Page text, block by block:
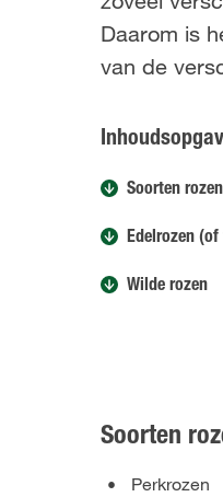
Daarom is
van de
Soorten
Edelrozen
Wilde rozen
Soorten
Perkrozen